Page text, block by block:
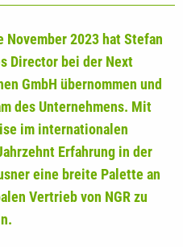
2023 hat Stefan
Director bei der Next
GmbH übernommen und
des Unternehmens. Mit
im internationalen
Erfahrung in der
eine breite Palette an
Vertrieb von NGR zu